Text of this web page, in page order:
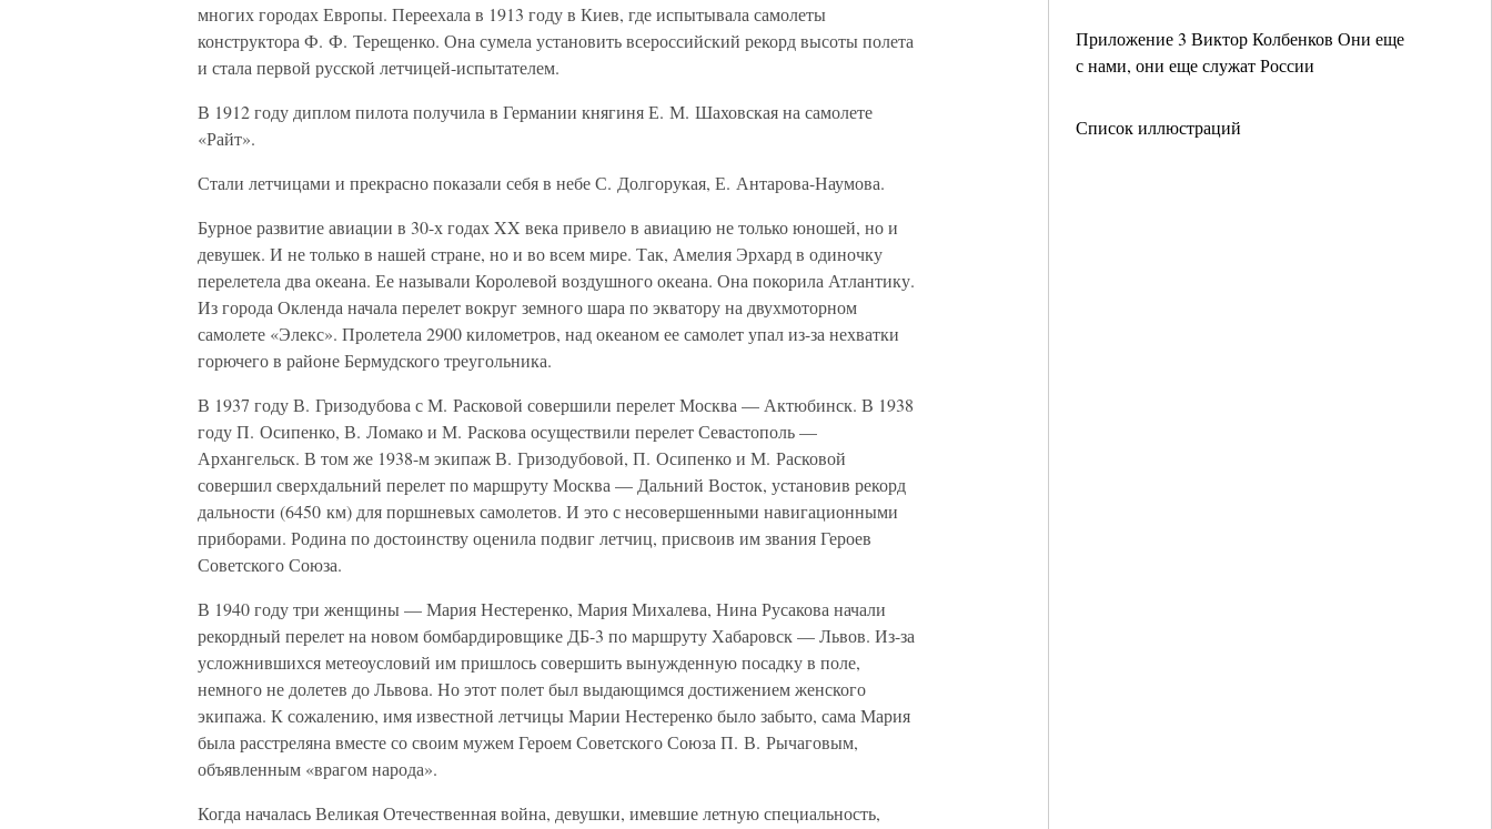
Приложение 3 Виктор Колбенков Они еще
с нами, они еще служат России
Список иллюстраций
многих городах Европы. Переехала в 1913 году в Киев, где испытывала самолеты
конструктора Ф. Ф. Терещенко. Она сумела установить всероссийский рекорд высоты полета
и стала первой русской летчицей-испытателем.
В 1912 году диплом пилота получила в Германии княгиня Е. М. Шаховская на самолете
«Райт».
Стали летчицами и прекрасно показали себя в небе С. Долгорукая, Е. Антарова-Наумова.
Бурное развитие авиации в 30-х годах XX века привело в авиацию не только юношей, но и
девушек. И не только в нашей стране, но и во всем мире. Так, Амелия Эрхард в одиночку
перелетела два океана. Ее называли Королевой воздушного океана. Она покорила Атлантику.
Из города Окленда начала перелет вокруг земного шара по экватору на двухмоторном
самолете «Элекс». Пролетела 2900 километров, над океаном ее самолет упал из-за нехватки
горючего в районе Бермудского треугольника.
В 1937 году В. Гризодубова с М. Расковой совершили перелет Москва — Актюбинск. В 1938
году П. Осипенко, В. Ломако и М. Раскова осуществили перелет Севастополь —
Архангельск. В том же 1938-м экипаж В. Гризодубовой, П. Осипенко и М. Расковой
совершил сверхдальний перелет по маршруту Москва — Дальний Восток, установив рекорд
дальности (6450 км) для поршневых самолетов. И это с несовершенными навигационными
приборами. Родина по достоинству оценила подвиг летчиц, присвоив им звания Героев
Советского Союза.
В 1940 году три женщины — Мария Нестеренко, Мария Михалева, Нина Русакова начали
рекордный перелет на новом бомбардировщике ДБ-3 по маршруту Хабаровск — Львов. Из-за
усложнившихся метеоусловий им пришлось совершить вынужденную посадку в поле,
немного не долетев до Львова. Но этот полет был выдающимся достижением женского
экипажа. К сожалению, имя известной летчицы Марии Нестеренко было забыто, сама Мария
была расстреляна вместе со своим мужем Героем Советского Союза П. В. Рычаговым,
объявленным «врагом народа».
Когда началась Великая Отечественная война, девушки, имевшие летную специальность,